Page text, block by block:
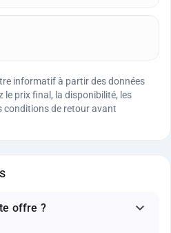
informatif à partir des données
le prix final, la disponibilité, les
conditions de retour avant
offre ?